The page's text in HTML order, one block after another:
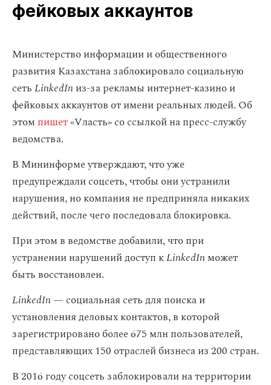
фейковых аккаунтов
Министерство информации и общественного
развития Казахстана заблокировало социальную
сетьLinkedInиз-за рекламы интернет-казино и
фейковых аккаунтов от имени реальных людей. Об
этом пишет«Vласть» со ссылкой на пресс-службу
ведомства.
В Мининформе утверждают, что уже
предупреждали соцсеть, чтобы они устранили
нарушения, но компания не предприняла никаких
действий, после чего последовала блокировка.
При этом в ведомстве добавили, что при
устранении нарушений доступ кLinkedInможет
быть восстановлен.
LinkedIn —социальная сеть для поиска и
установления деловых контактов, в которой
зарегистрировано более 675 млн пользователей,
представляющих 150 отраслей бизнеса из 200 стран.
В 2016 году соцсеть заблокировали на территории